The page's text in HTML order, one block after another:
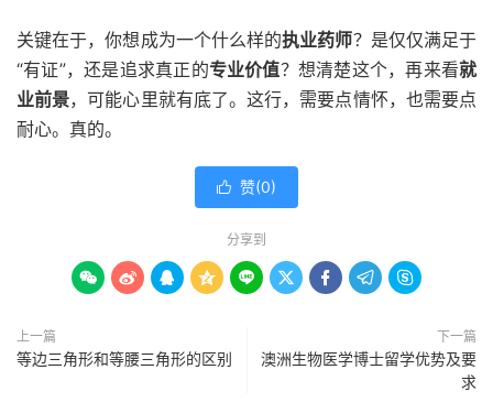
关键在于，你想成为一个什么样的执业药师？是仅仅满足于
“有证”，还是追求真正的专业价值？想清楚这个，再来看就
业前景，可能心里就有底了。这行，需要点情怀，也需要点
耐心。真的。
 赞(0)
分享到
        
上一篇
等边三角形和等腰三角形的区别
下一篇
澳洲生物医学博士留学优势及要
求